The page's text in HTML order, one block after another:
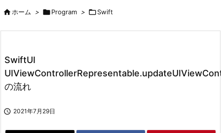

ホーム > Program > Swift
SwiftUI
の流れ
 2021年7月29日